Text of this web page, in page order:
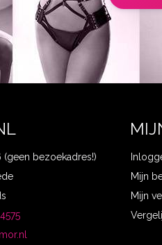
(geen bezoekadres!)
Mijn
Mijn